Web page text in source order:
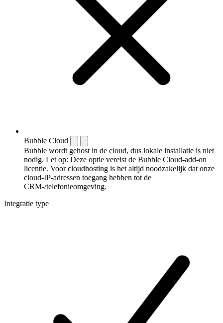
Bubble Cloud
Bubble wordt gehost in de cloud, dus lokale installatie is niet
nodig. Let op: Deze optie vereist de Bubble Cloud-add-on
licentie. Voor cloudhosting is het altijd noodzakelijk dat onze
cloud-IP-adressen toegang hebben tot de
CRM-/telefonieomgeving.
Integratie type